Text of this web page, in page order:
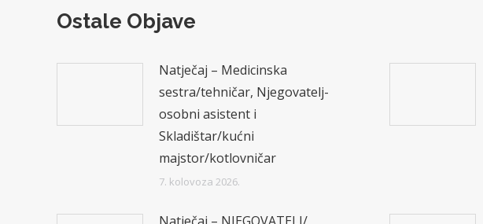
Ostale Objave
Natječaj – Medicinska
sestra/tehničar, Njegovatelj-
osobni asistent i
Skladištar/kućni
majstor/kotlovničar
7. kolovoza 2026.